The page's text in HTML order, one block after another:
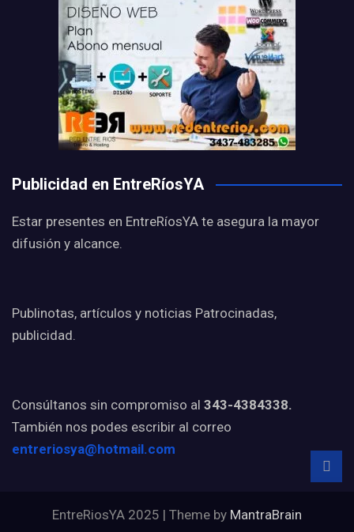
Publicidad en EntreRíosYA
Estar presentes en EntreRíosYA te asegura la mayor
difusión y alcance.
Publinotas, artículos y noticias Patrocinadas,
publicidad.
Consúltanos sin compromiso al 343-4384338.
También nos podes escribir al correo
entreriosya@hotmail.com
EntreRiosYA 2025 | Theme by MantraBrain